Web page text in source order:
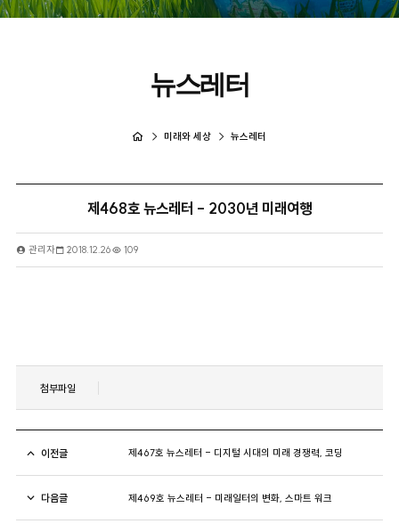
뉴스레터
미래와 세상 뉴스레터
제468호 뉴스레터 - 2030년 미래여행
관리자 2018.12.26 109
첨부파일
이전글 제467호 뉴스레터 - 디지털 시대의 미래 경쟁력, 코딩
다음글 제469호 뉴스레터 - 미래일터의 변화, 스마트 워크